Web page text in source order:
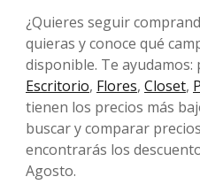
¿Quieres seguir
quieras y conoce qué
disponible. Te ayudamos:
Escritorio, Flores, Closet,
tienen los precios más
buscar y comparar
encontrarás los
Agosto.